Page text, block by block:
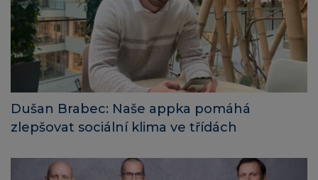
Dušan Brabec: Naše appka pomáhá
zlepšovat sociální klima ve třídách